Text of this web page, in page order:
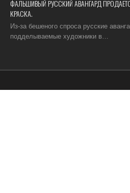
ФАЛЬШИВЫЙ РУССКИЙ АВАНГАРД
КРАСКА.
Из-за бешеного спроса русские
подделываемые художники в…